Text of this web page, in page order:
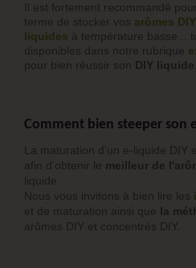
Il est fortement recommandé
terme de stocker vos arômes DIY
liquides à température basse...
disponibles dans notre rubrique
pour bien réussir son DIY liquide
Comment bien steeper son
La maturation d'un e-liquide DIY
afin d'obtenir le meilleur de
liquide.
Nous vous invitons à bien lire les
et de maturation ainsi que la
arômes DIY et concentrés DIY.